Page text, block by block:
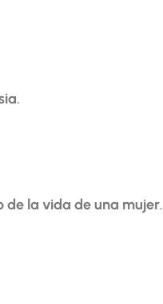
.
de la vida de una mujer.